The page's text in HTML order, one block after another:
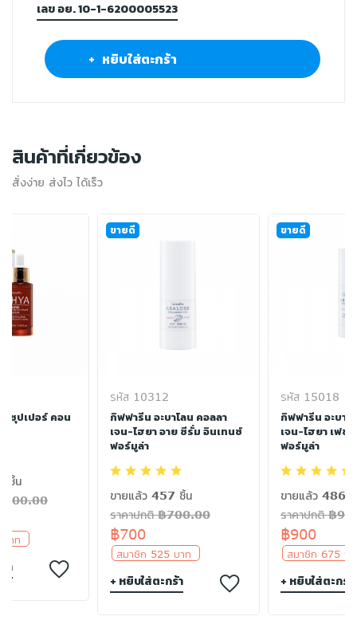
เลข อย. 10-1-6200005523
+ หยิบใส่ตะกร้า
สินค้าที่เกี่ยวข้อง
สั่งง่าย ส่งไว ได้เร็ว
ซุปเปอร์ คอน
ชิ้น
าท
า
ขายดี
รหัส 10312
กิฟฟารีน อะบาโลน คอลลา
เจน-ไฮยา อาย ซีรั่ม อินเทนซ์
ฟอร์มูล่า
ขายแล้ว 457 ชิ้น
ราคาปกติ ฿700.00
฿700
สมาชิก 525 บาท
+ หยิบใส่ตะกร้า
ขายดี
รหัส 15018
กิฟฟารีน อะบาโ
เจน-ไฮยา เฟซ
ฟอร์มูล่า
ขายแล้ว 486
ราคาปกติ ฿
฿900
สมาชิก 675
+ หยิบใส่ตะกร้า